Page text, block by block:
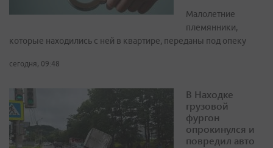
Малолетние
племянники,
которые находились с ней в квартире, переданы под опеку
сегодня, 09:48
В Находке
грузовой
фургон
опрокинулся и
повредил авто